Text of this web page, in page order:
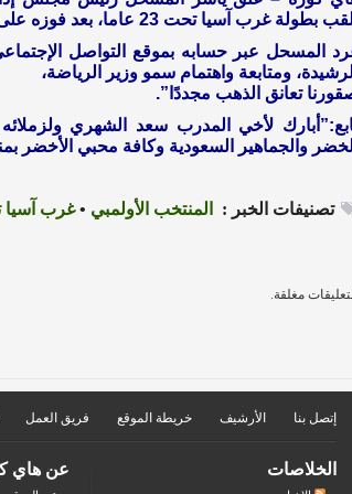
بطولة غرب آسيا تحت 23 عاما، بعد فوزه على المنتخب القطري بنتيجة 3-1، مساء يوم الثلاثاء.
المسحل عبر حسابه بموقع التواصل
الرشيدة، ومتابعة واهتمام سمو وزير الرياضة،
تعانق الذهب مجددًا”.
لأخي المدرب سعد الشهري ولزملائه
الخضر والجماهير السعودية وكافة محبي الأخضر
تصنيفات الخبر : المنتخب الأولمبي •غرب آسيا تحت
مغلقة.
إتصل بنا الأرشيف خريطة الموقع فريق العمل
الخلاصات عن هاي